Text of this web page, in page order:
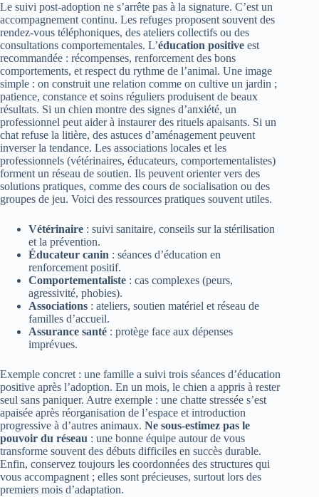
Le suivi post‑adoption ne s’arrête pas à la signature. C’est un
accompagnement continu. Les refuges proposent souvent des
rendez‑vous téléphoniques, des ateliers collectifs ou des
consultations comportementales. L’éducation positive est
recommandée : récompenses, renforcement des bons
comportements, et respect du rythme de l’animal. Une image
simple : on construit une relation comme on cultive un jardin ;
patience, constance et soins réguliers produisent de beaux
résultats. Si un chien montre des signes d’anxiété, un
professionnel peut aider à instaurer des rituels apaisants. Si un
chat refuse la litière, des astuces d’aménagement peuvent
inverser la tendance. Les associations locales et les
professionnels (vétérinaires, éducateurs, comportementalistes)
forment un réseau de soutien. Ils peuvent orienter vers des
solutions pratiques, comme des cours de socialisation ou des
groupes de jeu. Voici des ressources pratiques souvent utiles.
Vétérinaire : suivi sanitaire, conseils sur la stérilisation
et la prévention.
Éducateur canin : séances d’éducation en
renforcement positif.
Comportementaliste : cas complexes (peurs,
agressivité, phobies).
Associations : ateliers, soutien matériel et réseau de
familles d’accueil.
Assurance santé : protège face aux dépenses
imprévues.
Exemple concret : une famille a suivi trois séances d’éducation
positive après l’adoption. En un mois, le chien a appris à rester
seul sans paniquer. Autre exemple : une chatte stressée s’est
apaisée après réorganisation de l’espace et introduction
progressive à d’autres animaux. Ne sous‑estimez pas le
pouvoir du réseau : une bonne équipe autour de vous
transforme souvent des débuts difficiles en succès durable.
Enfin, conservez toujours les coordonnées des structures qui
vous accompagnent ; elles sont précieuses, surtout lors des
premiers mois d’adaptation.